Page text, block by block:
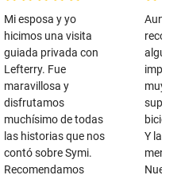
Mi esposa y yo
hicimos una visita
guiada privada con
Lefterry. Fue
maravillosa y
disfrutamos
muchísimo de todas
las historias que nos
contó sobre Symi.
Recomendamos
muy
Y las